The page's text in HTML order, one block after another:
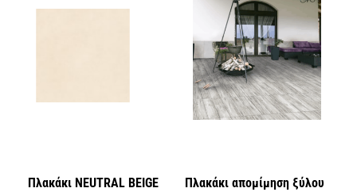
Πλακάκι NEUTRAL BEIGE
Πλακάκι απομίμηση ξύλου